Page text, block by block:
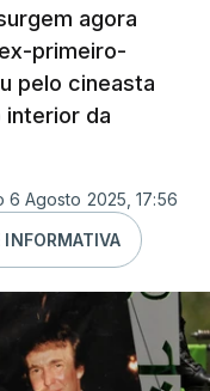
agora
primeiro-
pelo cineasta
da
6 Agosto 2025, 17:56